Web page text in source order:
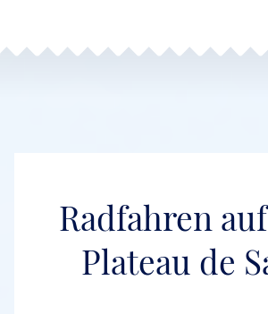
Radfahren
Plateau de